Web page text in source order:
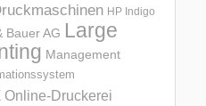
HP Indigo
Bauer AG Large
Management
Online-Druckerei